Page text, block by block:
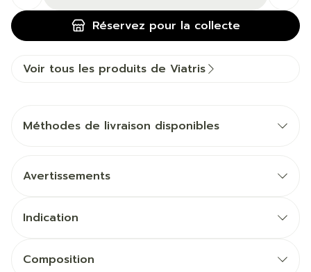
Réservez pour la collecte
Voir tous les produits de Viatris
Méthodes de livraison disponibles
Avertissements
Indication
Composition